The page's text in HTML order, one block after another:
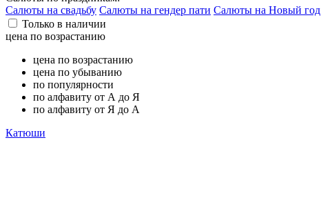
Салюты на свадьбу Салюты на гендер пати Салюты на Новый год
Только в наличии
цена по возрастанию
цена по возрастанию
цена по убыванию
по популярности
по алфавиту от А до Я
по алфавиту от Я до А
Катюши